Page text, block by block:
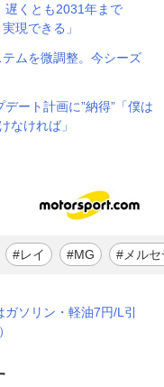
遅くとも2031年まで
現できる」
ムを微調整。今シーズ
ート計画に”納得”「僕は
なければ」
#レイ #MG #メル
ソリン・軽油7円/L引